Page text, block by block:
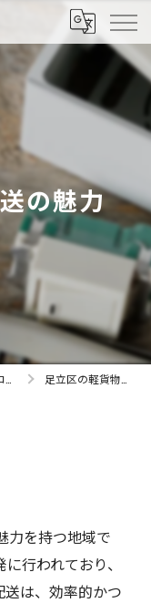
の魅力
足立区の軽貨物配送の魅力
力を持つ地域で
行われており、
は、効率的かつ